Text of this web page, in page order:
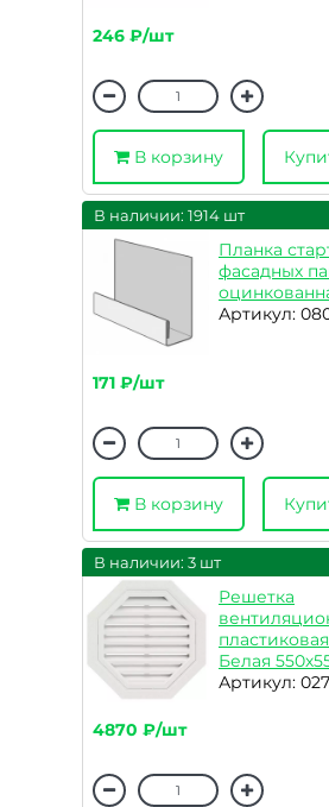
246 ₽/шт
В корзину
В наличии: 1914 шт
Планка
фасадных
Артикул:
171 ₽/шт
В корзину
В наличии: 3 шт
Решетка
Белая
Артикул:
4870 ₽/шт